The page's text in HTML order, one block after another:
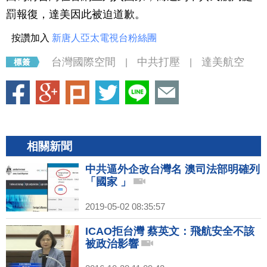
罰報復，達美因此被迫道歉。
按讚加入 新唐人亞太電視台粉絲團
台灣國際空間 中共打壓 達美航空
相關新聞
中共逼外企改台灣名 澳司法部明確列
「國家 」
2019-05-02 08:35:57
ICAO拒台灣 蔡英文：飛航安全不該
被政治影響